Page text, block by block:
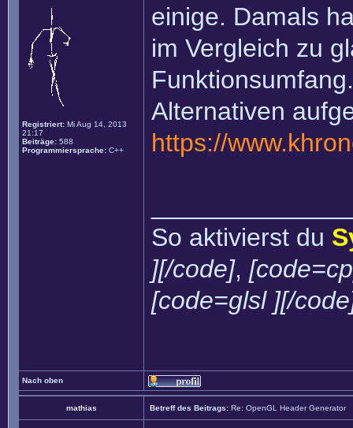
Registriert: Mi Aug 14, 2013
21:17
Beiträge: 588
Programmiersprache: C++
einige. Damals
im Vergleich zu
Alternativen
https://
So aktivierst du
][/code],
[code=glsl ][/
Nach oben
mathias Betreff des Beitrags: Re: OpenGL Header Generator